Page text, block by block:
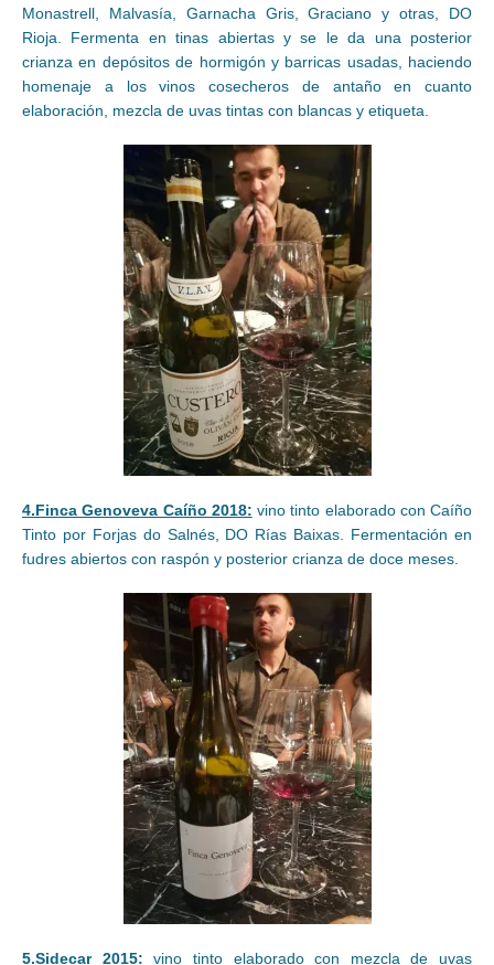
Monastrell, Malvasía, Garnacha Gris, Graciano y otras, DO
Rioja. Fermenta en tinas abiertas y se le da una posterior
crianza en depósitos de hormigón y barricas usadas, haciendo
homenaje a los vinos cosecheros de antaño en cuanto
elaboración, mezcla de uvas tintas con blancas y etiqueta.
4.Finca Genoveva Caíño 2018: vino tinto elaborado con Caíño
Tinto por Forjas do Salnés, DO Rías Baixas. Fermentación en
fudres abiertos con raspón y posterior crianza de doce meses.
5.Sidecar 2015: vino tinto elaborado con mezcla de uvas